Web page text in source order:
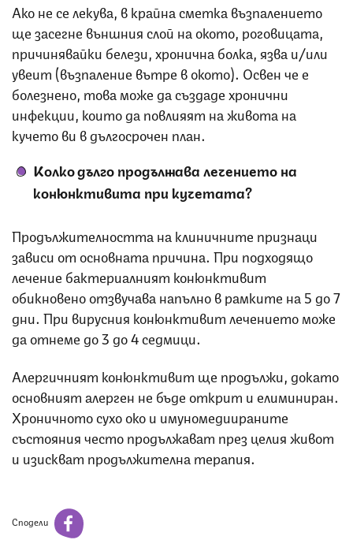
Ако не се лекува, в крайна сметка възпалението
ще засегне външния слой на окото, роговицата,
причинявайки белези, хронична болка, язва и/или
увеит (възпаление вътре в окото). Освен че е
болезнено, това може да създаде хронични
инфекции, които да повлияят на живота на
кучето ви в дългосрочен план.
Колко дълго продължава лечението на
конюнктивита при кучетата?
Продължителността на клиничните признаци
зависи от основната причина. При подходящо
лечение бактериалният конюнктивит
обикновено отзвучава напълно в рамките на 5 до 7
дни. При вирусния конюнктивит лечението може
да отнеме до 3 до 4 седмици.
Алергичният конюнктивит ще продължи, докато
основният алерген не бъде открит и елиминиран.
Хроничното сухо око и имуномедиираните
състояния често продължават през целия живот
и изискват продължителна терапия.
Сподели